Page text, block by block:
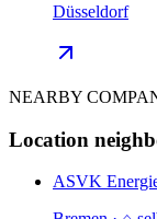
Düsseldorf
NEARBY
Location
ASVK